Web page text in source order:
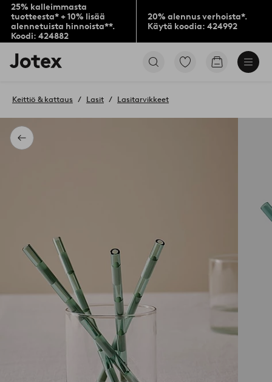
25% kalleimmasta
tuotteesta* + 10% lisää
alennetuista hinnoista**.
Koodi: 424882
20% alennus verhoista*.
Käytä koodia: 424992
Jotex-
logo
aloitussivulle
Siirry
Siirry
Takaisin
Keittiö & kattaus Lasit Lasitarvikkeet